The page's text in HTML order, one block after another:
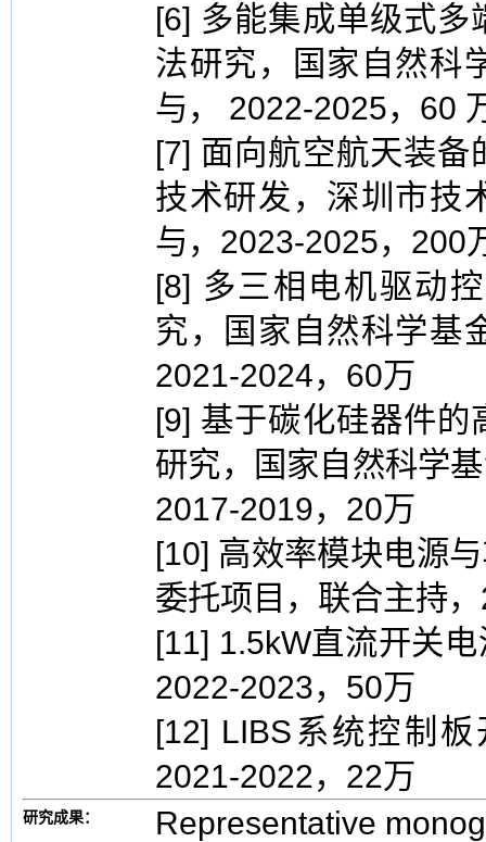
[6] 多能集成单级式
法研究，国家自然科
与， 2022-2025，60
[7] 面向航空航天装
技术研发，深圳市技
与，2023-2025，200
[8] 多三相电机驱动
究，国家自然科学基
2021-2024，60万
[9] 基于碳化硅器件
研究，国家自然科学
2017-2019，20万
[10] 高效率模块电源
委托项目，联合主持
[11] 1.5kW直流开关
2022-2023，50万
[12] LIBS系统控制
2021-2022，22万
研究成果：
Representative